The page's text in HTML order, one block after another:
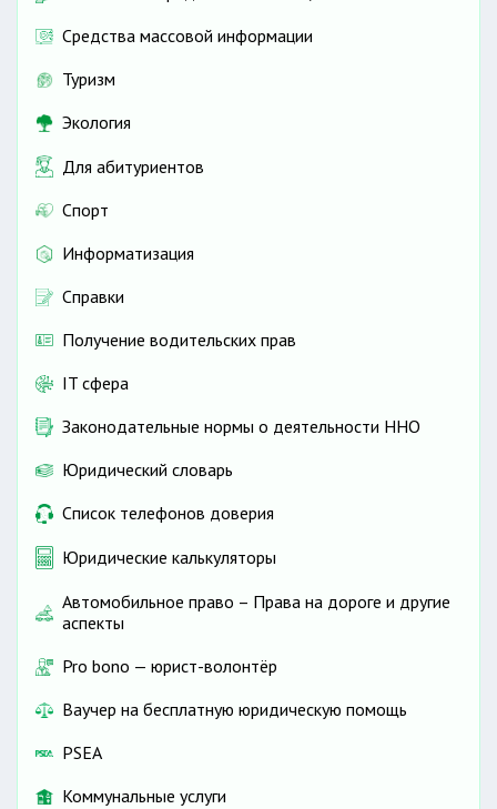
Средства массовой информации
Туризм
Экология
Для абитуриентов
Спорт
Информатизация
Справки
Получение водительских прав
IT сфера
Законодательные нормы о деятельности ННО
Юридический словарь
Список телефонов доверия
Юридические калькуляторы
Автомобильное право – Права на дороге и другие
аспекты
Pro bono — юрист-волонтёр
Ваучер на бесплатную юридическую помощь
PSEA
Коммунальные услуги